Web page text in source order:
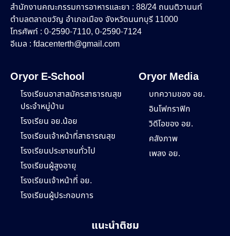
สำนักงานคณะกรรมการอาหารและยา : 88/24 ถนนติวานนท์
ตำบลตลาดขวัญ อำเภอเมือง จังหวัดนนทบุรี 11000
โทรศัพท์ : 0-2590-7110, 0-2590-7124
อีเมล : fdacenterth@gmail.com
Oryor E-School
โรงเรียนอาสาสมัครสาธารณสุข
ประจำหมู่บ้าน
โรงเรียน อย.น้อย
โรงเรียนเจ้าหน้าที่สาธารณสุข
โรงเรียนประชาชนทั่วไป
โรงเรียนผู้สูงอายุ
โรงเรียนเจ้าหน้าที่ อย.
โรงเรียนผู้ประกอบการ
Oryor Media
บทความของ อย.
อินโฟกราฟิก
วิดีโอของ อย.
คลังภาพ
เพลง อย.
แนะนำติชม